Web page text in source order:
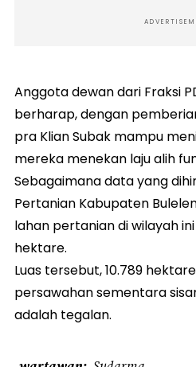
Anggota dewan dari Fraksi
berharap, dengan
pra Klian Subak mampu
mereka menekan laju alih
Sebagaimana data yang
Pertanian Kabupaten
lahan pertanian di wilayah
hektare.
Luas tersebut, 10.789
persawahan sementara
adalah tegalan.